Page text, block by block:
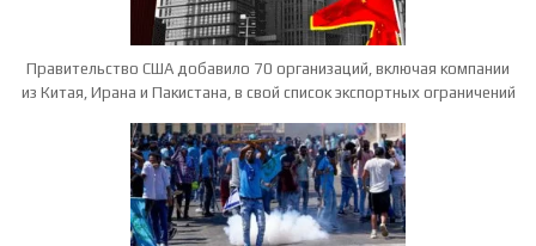
Правительство США добавило 70 организаций, включая компании
из Китая, Ирана и Пакистана, в свой список экспортных ограничений